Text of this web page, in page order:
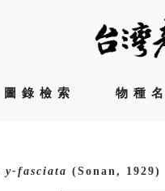
圖錄檢索 物種
y-fasciata (Sonan, 1929)